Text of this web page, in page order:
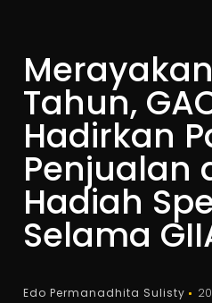
Tahun,
Hadirkan
Penjualan
Hadiah
Selama
Edo Permanadhita Sulisty